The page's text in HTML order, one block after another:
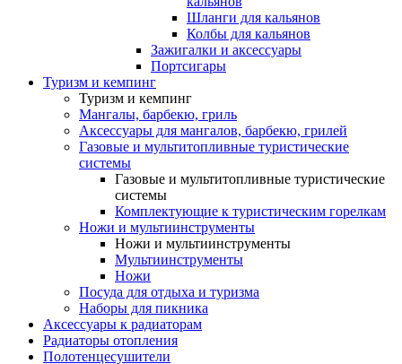
Шланги для кальянов
Колбы для кальянов
Зажигалки и аксессуары
Портсигары
Туризм и кемпинг
Туризм и кемпинг
Мангалы, барбекю, гриль
Аксессуары для мангалов, барбекю, грилей
Газовые и мультитопливные туристические
системы
Газовые и мультитопливные туристические
системы
Комплектующие к туристическим горелкам
Ножи и мультиинструменты
Ножи и мультиинструменты
Мультиинструменты
Ножи
Посуда для отдыха и туризма
Наборы для пикника
Аксессуары к радиаторам
Радиаторы отопления
Полотенцесушители